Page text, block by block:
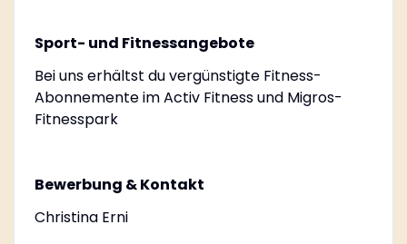
Sport- und Fitnessangebote
Bei uns erhältst du vergünstigte Fitness-
Abonnemente im Activ Fitness und Migros-
Fitnesspark
Bewerbung & Kontakt
Christina Erni